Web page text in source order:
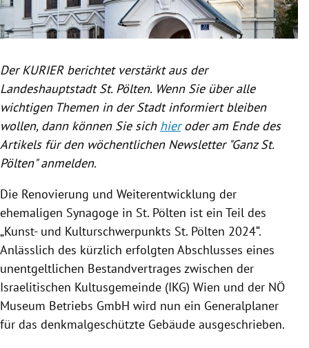
Untermenü
Untermenü
Der KURIER berichtet verstärkt aus der
Landeshauptstadt St. Pölten. Wenn Sie über alle
wichtigen Themen in der Stadt informiert bleiben
wollen, dann können Sie sich hieroder am Ende des
Artikels für den wöchentlichen Newsletter "Ganz St.
Pölten" anmelden.
Die Renovierung und Weiterentwicklung der
ehemaligen Synagoge in St. Pölten ist ein Teil des
„Kunst- und Kulturschwerpunkts St. Pölten 2024“.
Anlässlich des kürzlich erfolgten Abschlusses eines
unentgeltlichen Bestandvertrages zwischen der
Israelitischen Kultusgemeinde (IKG) Wien und der NÖ
Museum Betriebs GmbH wird nun ein Generalplaner
für das denkmalgeschützte Gebäude ausgeschrieben.